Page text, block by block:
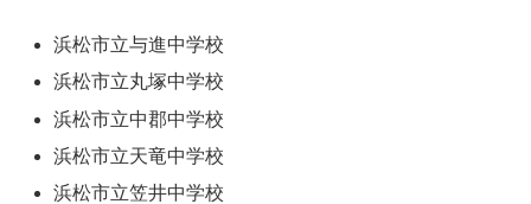
浜松市立与進中学校
浜松市立丸塚中学校
浜松市立中郡中学校
浜松市立天竜中学校
浜松市立笠井中学校